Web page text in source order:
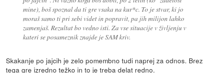
mine), boš spoznal da ti gre vsaka na kur*c. To je stvar, ki jo
moraš samo ti pri sebi videt in popravit, pa jih milijon lahko
zamenjaš. Rezultat bo vedno isti. Za vse situacije v življenju v
kateri se posameznik znajde je SAM kriv.
Skakanje po jajcih je zelo pomembno tudi naprej za odnos. Brez
tega gre izredno težko in to je treba delat redno.